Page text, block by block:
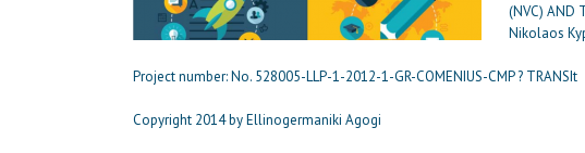
(NVC) AND
Nikolaos
Project number: No. 528005-LLP-1-2012-1-GR-COMENIUS-CMP ? TRANSIt
Copyright 2014 by Ellinogermaniki Agogi